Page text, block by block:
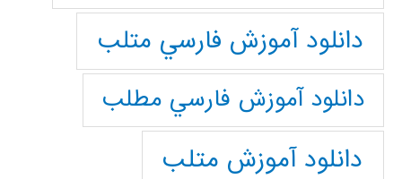
دانلود آموزش فارسي متلب
دانلود آموزش فارسي مطلب
دانلود آموزش متلب